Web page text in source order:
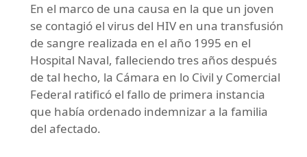
En el marco de una causa en la que un joven
se contagió el virus del HIV en una transfusión
de sangre realizada en el año 1995 en el
Hospital Naval, falleciendo tres años después
de tal hecho, la Cámara en lo Civil y Comercial
Federal ratificó el fallo de primera instancia
que había ordenado indemnizar a la familia
del afectado.